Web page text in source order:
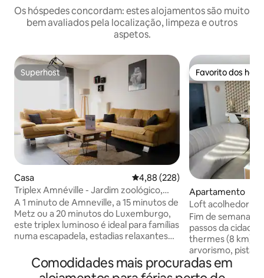
Os hóspedes concordam: estes alojamentos são muito
bem avaliados pela localização, limpeza e outros
aspetos.
Superhost
Superhost
Casa Classificação média de 4,88 em
4,88 (228)
Triplex Amnéville - Jardim zoológico,
concertos e termas a pé
A 1 minuto de Amneville, a 15 minutos de
Metz ou a 20 minutos do Luxemburgo,
este triplex luminoso é ideal para famílias
numa escapadela, estadias relaxantes
transfronteiriços em movimento ✨
Destaques - 2 quartos e 2 casas de
Favorito dos
Favorito dos
Apartamento
Loft acolhedor de
Fim de semana
passos da cidade
thermes (8 km)
arvorismo, pista
cassino,
zoológico, golfe,
Comodidades mais procuradas em